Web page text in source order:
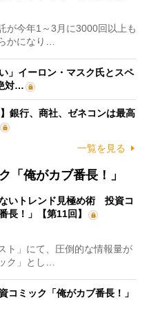
今年1～3月に3000回以上も
かになり…
」イーロン・マスク氏とスペ
対…
銀行、商社、ゼネコンは最高
一覧を見る
「俺がカブ番長！」
ないトレンド見極め術 投資コ
長！」【第11回】
ト」にて、圧倒的な情報量が
ク」とし…
ミック「俺がカブ番長！」